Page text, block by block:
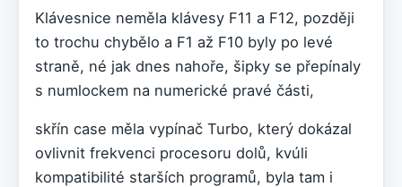
Klávesnice neměla klávesy F11 a F12, později
to trochu chybělo a F1 až F10 byly po levé
straně, né jak dnes nahoře, šipky se přepínaly
s numlockem na numerické pravé části,
skřín case měla vypínač Turbo, který dokázal
ovlivnit frekvenci procesoru dolů, kvúli
kompatibilité starších programů, byla tam i